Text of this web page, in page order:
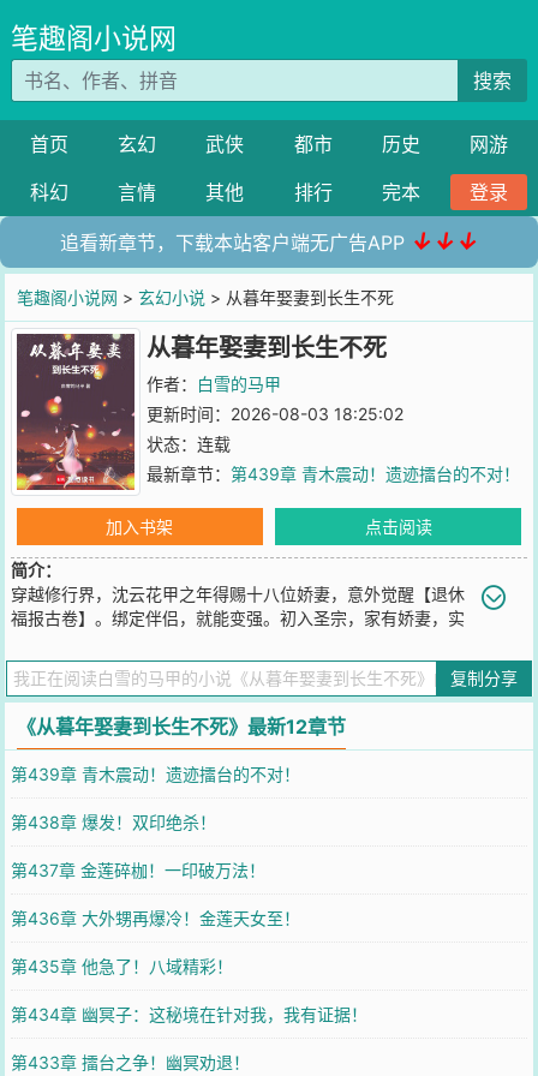
笔趣阁小说网
搜索
首页 玄幻 武侠 都市 历史
网游
科幻
言情 其他 排行 完本 登录
追看新章节，下载本站客户端无广告APP ↓↓↓
笔趣阁小说网 >玄幻小说 > 从暮年娶妻到长生不死
从暮年娶妻到长生不死
作者：
白雪的马甲
更新时间：2026-08-03 18:25:02
状态：连载
最新章节： 第439章 青木震动！遗迹擂台的不对！
加入书架 点击阅读
简介：
穿越修行界，沈云花甲之年得赐十八位娇妻，意外觉醒【退休
福报古卷】。绑定伴侣，就能变强。初入圣宗，家有娇妻，实
沈云本想一直躲在角落安静修仙，谁知不知不觉竟成了圣宗隐藏的战
力天花板。“真是害苦了我。”那只好……换个更强的上宗，继续苟。直
到某日，他忽觉自己挥手可倾覆一界，放眼诸天，竟再无抗手。沈云
沉默半晌，一脚踹碎房中“苟道”牌匾：“摊牌了，不装了。”……万古皆
寂，道祖临尘。脚踏妖魔，拳镇诸天。自此仙路重开，神话再启。
【已有同题材三百多万字精品老书，放心阅读。】
您要是觉得《 从暮年娶妻到长生不死
群和微博微信里的朋友推荐哦！
复制分享
《从暮年娶妻到长生不死》最新12章节
第439章 青木震动！遗迹擂台的不对！
第438章 爆发！双印绝杀！
第437章 金莲碎枷！一印破万法！
第436章 大外甥再爆冷！金莲天女至！
第435章 他急了！八域精彩！
第434章 幽冥子：这秘境在针对我，我有证据！
第433章 擂台之争！幽冥劝退！